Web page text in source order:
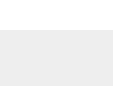
обозначения: